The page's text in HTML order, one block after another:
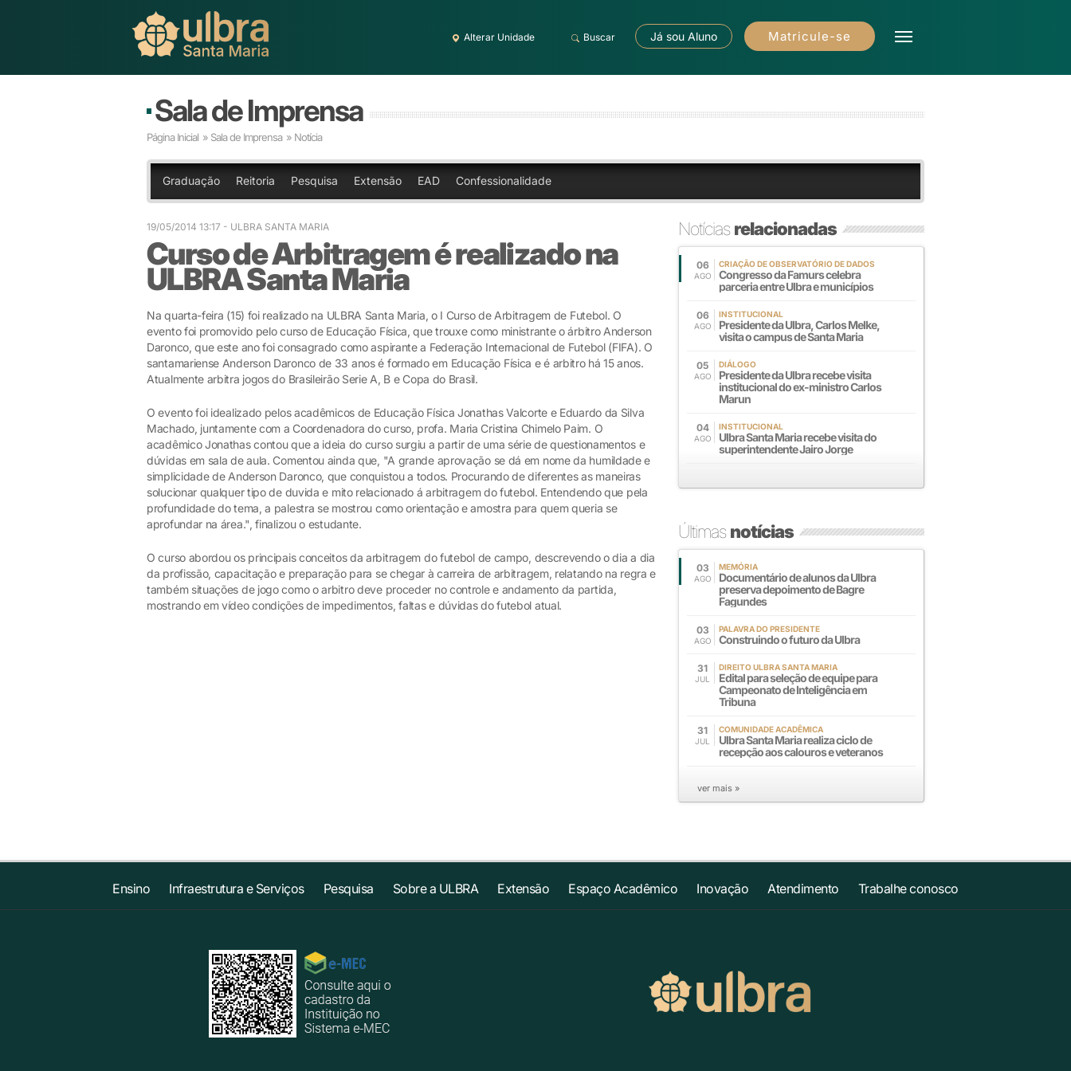
Alterar Unidade Buscar Já sou Aluno Matricule-se
Sala de Imprensa
Página Inicial » Sala de Imprensa » Notícia
Graduação Reitoria Pesquisa Extensão EAD Confessionalidade
19/05/2014 13:17 - ULBRA SANTA MARIA
Curso de Arbitragem é realizado na
ULBRA Santa Maria
Na quarta-feira (15) foi realizado na ULBRA Santa Maria, o I Curso de Arbitragem de Futebol. O
evento foi promovido pelo curso de Educação Física, que trouxe como ministrante o árbitro Anderson
Daronco, que este ano foi consagrado como aspirante a Federação Internacional de Futebol (FIFA). O
santamariense Anderson Daronco de 33 anos é formado em Educação Física e é arbitro há 15 anos.
Atualmente arbitra jogos do Brasileirão Serie A, B e Copa do Brasil.
O evento foi idealizado pelos acadêmicos de Educação Física Jonathas Valcorte e Eduardo da Silva
Machado, juntamente com a Coordenadora do curso, profa. Maria Cristina Chimelo Paim. O
acadêmico Jonathas contou que a ideia do curso surgiu a partir de uma série de questionamentos e
dúvidas em sala de aula. Comentou ainda que, "A grande aprovação se dá em nome da humildade e
simplicidade de Anderson Daronco, que conquistou a todos. Procurando de diferentes as maneiras
solucionar qualquer tipo de duvida e mito relacionado á arbitragem do futebol. Entendendo que pela
profundidade do tema, a palestra se mostrou como orientação e amostra para quem queria se
aprofundar na área.", finalizou o estudante.
O curso abordou os principais conceitos da arbitragem do futebol de campo, descrevendo o dia a dia
da profissão, capacitação e preparação para se chegar à carreira de arbitragem, relatando na regra e
também situações de jogo como o arbitro deve proceder no controle e andamento da partida,
mostrando em vídeo condições de impedimentos, faltas e dúvidas do futebol atual.
Notíciasrelacionadas
06
AGO
CRIAÇÃO DE OBSERVATÓRIO DE DADOS
Congresso da Famurs celebra
parceria entre Ulbra e municípios
06
AGO
INSTITUCIONAL
Presidente da Ulbra, Carlos Melke,
visita o campus de Santa Maria
05
AGO
DIÁLOGO
Presidente da Ulbra recebe visita
institucional do ex-ministro Carlos
Marun
04
AGO
INSTITUCIONAL
Ulbra Santa Maria recebe visita do
superintendente Jairo Jorge
Últimasnotícias
03
AGO
MEMÓRIA
Documentário de alunos da Ulbra
preserva depoimento de Bagre
Fagundes
03
AGO
PALAVRA DO PRESIDENTE
Construindo o futuro da Ulbra
31
JUL
DIREITO ULBRA SANTA MARIA
Edital para seleção de equipe para
Campeonato de Inteligência em
Tribuna
31
JUL
COMUNIDADE ACADÊMICA
Ulbra Santa Maria realiza ciclo de
recepção aos calouros e veteranos
ver mais »
Ensino Infraestrutura e Serviços Pesquisa Sobre a ULBRA Extensão Espaço Acadêmico Inovação Atendimento Trabalhe conosco